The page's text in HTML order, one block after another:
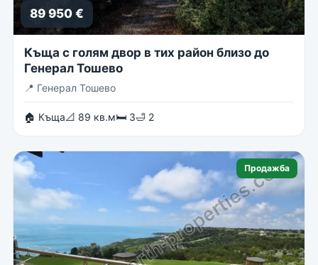
89 950 €
Къща с голям двор в тих район близо до
Генерал Тошево
📍 Генерал Тошево
🏠 Къща📐 89 кв.м🛏 3🛁 2
Продажба